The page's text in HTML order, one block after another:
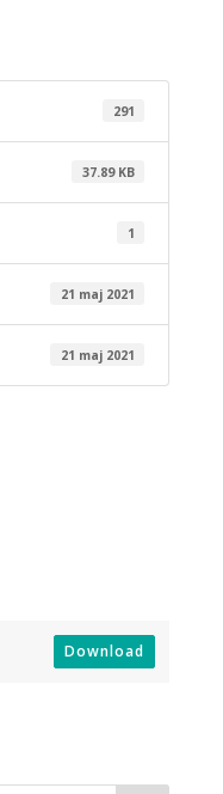
291
37.89 KB
1
21 maj 2021
21 maj 2021
Download